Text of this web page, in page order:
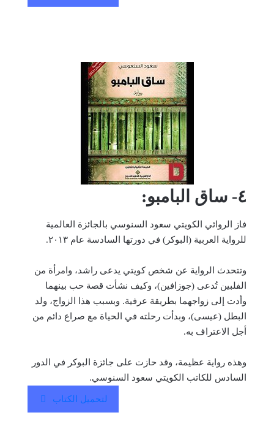
٤- ساق البامبو:
فاز الروائي الكويتي سعود السنوسي بالجائزة العالمية
للرواية العربية (البوكر) في دورتها السادسة عام ٢٠١٣.
وتتحدث الرواية عن شخص كويتي يدعى راشد، وامرأة من
الفلبين تُدعى (جوزافين)، وكيف نشأت قصة حب بينهما
وأدت إلى زواجهما بطريقة عرفية. وبسبب هذا الزواج، ولد
البطل (عيسى)، وبدأت رحلته في الحياة مع صراع دائم من
أجل الاعتراف به.
وهذه رواية عظيمة، وقد حازت على جائزة البوكر في الدور
السادس للكاتب الكويتي سعود السنوسي.
لتحميل الكتاب